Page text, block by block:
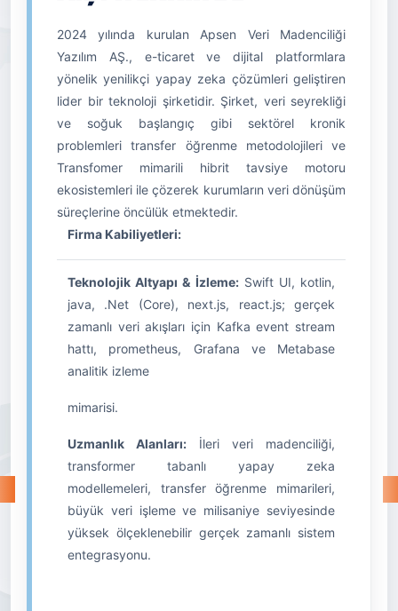
2024 yılında kurulan Apsen Veri Madenciliği
Yazılım AŞ., e-ticaret ve dijital platformlara
yönelik yenilikçi yapay zeka çözümleri geliştiren
lider bir teknoloji şirketidir. Şirket, veri seyrekliği
ve soğuk başlangıç gibi sektörel kronik
problemleri transfer öğrenme metodolojileri ve
Transfomer mimarili hibrit tavsiye motoru
ekosistemleri ile çözerek kurumların veri dönüşüm
süreçlerine öncülük etmektedir.
Firma Kabiliyetleri:
Teknolojik Altyapı & İzleme:Swift UI, kotlin,
java, .Net (Core), next.js, react.js; gerçek
zamanlı veri akışları için Kafka event stream
hattı, prometheus, Grafana ve Metabase
analitik izleme
mimarisi.
Uzmanlık Alanları: İleri veri madenciliği,
transformer tabanlı yapay zeka
modellemeleri, transfer öğrenme mimarileri,
büyük veri işleme ve milisaniye seviyesinde
yüksek ölçeklenebilir gerçek zamanlı sistem
entegrasyonu.